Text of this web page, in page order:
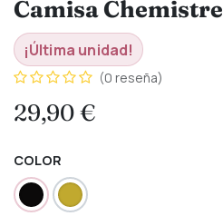
Camisa Chemistre
¡Última unidad!
(0 reseña)
29,90€
COLOR